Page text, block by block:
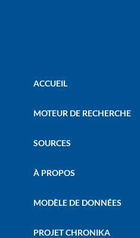
ACCUEIL
MOTEUR DE RECHERCHE
SOURCES
À PROPOS
MODÈLE DE DONNÉES
PROJET CHRONIKA